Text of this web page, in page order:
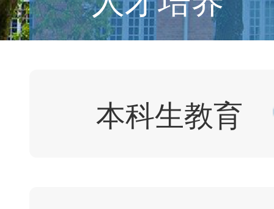
本科生教育